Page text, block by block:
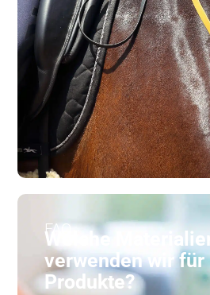
FAQ
Welche
verwenden wir für
Produkte?